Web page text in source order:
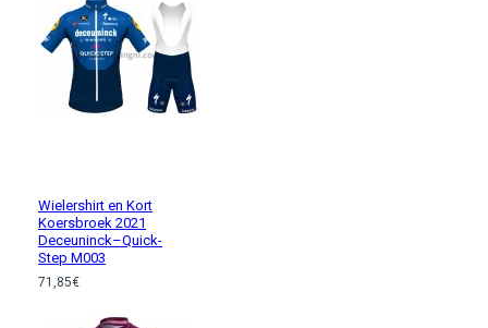
Wielershirt en Kort
Koersbroek 2021
Deceuninck–Quick-
Step M003
71,85€